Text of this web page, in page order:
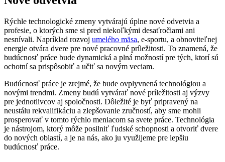
Rýchle technologické zmeny vytvárajú úplne nové odvetvia a
profesie, o ktorých sme si pred niekoľkými desaťročiami ani
nesnívali. Napríklad rozvoj umelého mäsa, e-sportu, a obnoviteľnej
energie otvára dvere pre nové pracovné príležitosti. To znamená, že
budúcnosť práce bude dynamická a plná možností pre tých, ktorí sú
ochotní sa prispôsobiť a učiť sa novým veciam.
Budúcnosť práce je zrejmé, že bude ovplyvnená technológiou a
novými trendmi. Zmeny budú vytvárať nové príležitosti aj výzvy
pre jednotlivcov aj spoločnosti. Dôležité je byť pripravený na
neustálu rekvalifikáciu a zlepšovanie zručností, aby sme mohli
prosperovať v tomto rýchlo meniacom sa svete práce. Technológia
je nástrojom, ktorý môže posilniť ľudské schopnosti a otvoriť dvere
do nových oblastí, a je na nás, ako ju využijeme pre lepšiu
budúcnosť práce.